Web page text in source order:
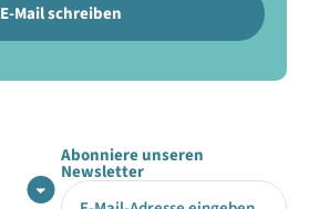
E-Mail schreiben
Abonniere unseren
Newsletter